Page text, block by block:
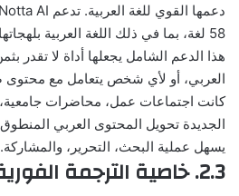
58 لغة، بما في ذلك اللغة العربية بلهجاتها المختلفة.
هذا الدعم الشامل يجعلها أداة لا تقدر
العربي، أو لأي شخص يتعامل مع محتوى
كانت اجتماعات عمل، محاضرات جامعية،
الجديدة تحويل المحتوى العربي
يسهل عملية البحث، التحرير، والمشاركة.
2.3. خاصية الترجمة الفورية